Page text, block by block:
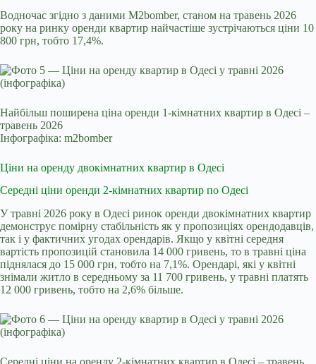
Водночас згідно з даними M2bomber, станом на травень 2026
року на ринку оренди квартир найчастіше зустрічаються ціни 10
800 грн, тобто 17,4%.
Найбільш поширена ціна оренди 1-кімнатних квартир в Одесі –
травень 2026
Інфографіка: m2bomber
Ціни на оренду двокімнатних квартир в Одесі
Середні ціни оренди 2-кімнатних квартир по Одесі
У травні 2026 року в Одесі ринок оренди двокімнатних квартир
демонструє помірну стабільність як у пропозиціях орендодавців,
так і у фактичних угодах орендарів. Якщо у квітні середня
вартість пропозицій становила 14 000 гривень, то в травні ціна
піднялася до 15 000 грн, тобто на 7,1%. Орендарі, які у квітні
знімали житло в середньому за 11 700 гривень, у травні платять
12 000 гривень, тобто на 2,6% більше.